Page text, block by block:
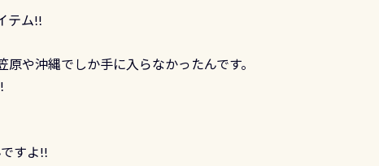
テム!!
原や沖縄でしか手に入らなかったんです。
すよ!!